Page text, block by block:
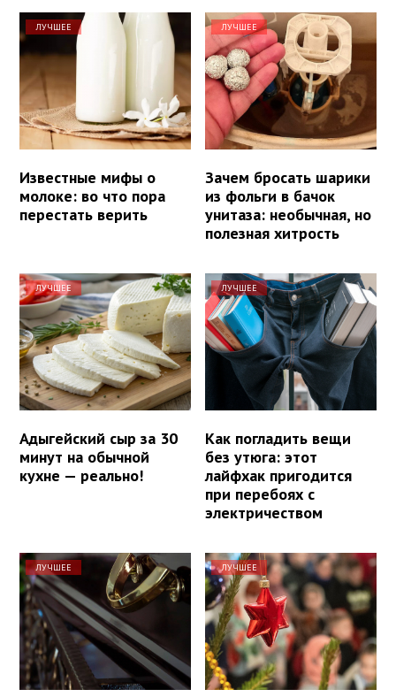
ЛУЧШЕЕ
Известные мифы о
молоке: во что пора
перестать верить
ЛУЧШЕЕ
Зачем бросать шарики
из фольги в бачок
унитаза: необычная, но
полезная хитрость
ЛУЧШЕЕ
Адыгейский сыр за 30
минут на обычной
кухне — реально!
ЛУЧШЕЕ
Как погладить вещи
без утюга: этот
лайфхак пригодится
при перебоях с
электричеством
ЛУЧШЕЕ ЛУЧШЕЕ